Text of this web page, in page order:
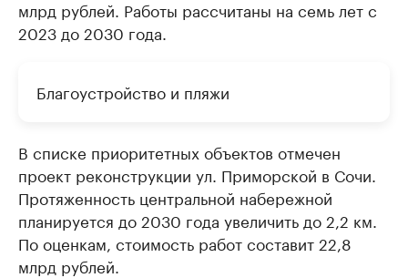
млрд рублей. Работы рассчитаны на семь лет с
2023 до 2030 года.
Благоустройство и пляжи
В списке приоритетных объектов отмечен
проект реконструкции ул. Приморской в Сочи.
Протяженность центральной набережной
планируется до 2030 года увеличить до 2,2 км.
По оценкам, стоимость работ составит 22,8
млрд рублей.